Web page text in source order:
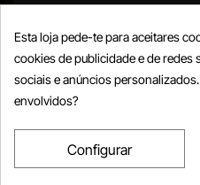
Esta loja pede-te para aceitares
cookies de publicidade e de
sociais e anúncios
envolvidos?
Configurar